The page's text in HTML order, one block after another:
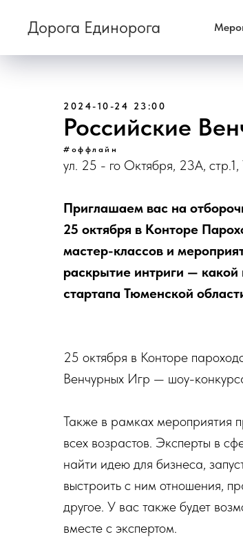
Дорога Единорога
2024-10-24 23:00
Российские
#оффлайн
ул. 25 - го Октября, 23А,
Приглашаем вас на
25 октября в Конторе
мастер-классов и
раскрытие интриги — какой
стартапа Тюменской
25 октября в Конторе
Венчурных Игр — шоу-
Также в рамках мероприятия
всех возрастов. Эксперты в
найти идею для бизнеса,
выстроить с ним отношения,
другое. У вас также будет
вместе с экспертом.